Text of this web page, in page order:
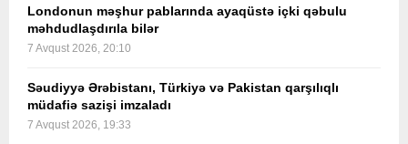
Londonun məşhur pablarında ayaqüstə içki qəbulu
məhdudlaşdırıla bilər
7 Avqust 2026, 20:10
Səudiyyə Ərəbistanı, Türkiyə və Pakistan qarşılıqlı
müdafiə sazişi imzaladı
7 Avqust 2026, 19:33